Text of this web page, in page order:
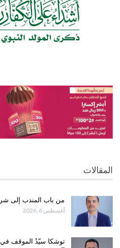
المقالات
من باب المندب إلى
أغسطس 6, 2026
توشكا سيّدُ الموقف